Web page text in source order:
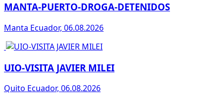
MANTA-PUERTO-DROGA-DETENIDOS
Manta Ecuador, 06.08.2026
UIO-VISITA JAVIER MILEI
Quito Ecuador, 06.08.2026